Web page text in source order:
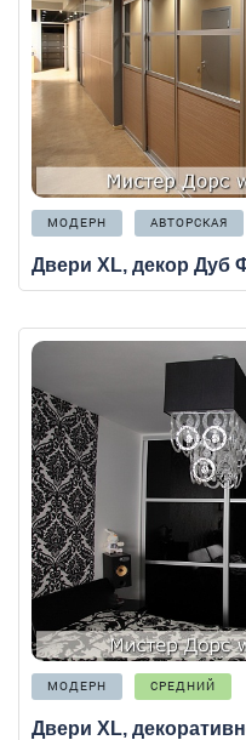
МОДЕРН АВТОРСКАЯ
Двери XL, декор Дуб
МОДЕРН СРЕДНИЙ
Двери XL,